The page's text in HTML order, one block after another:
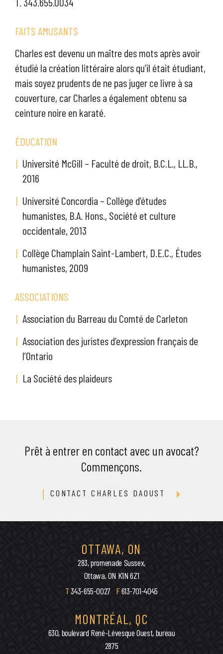
FAITS AMUSANTS
Charles est devenu un maître des mots après avoir
étudié la création littéraire alors qu’il était étudiant,
mais soyez prudents de ne pas juger ce livre à sa
couverture, car Charles a également obtenu sa
ceinture noire en karaté.
ÉDUCATION
Université McGill – Faculté de droit, B.C.L., LL.B.,
2016
Université Concordia – Collège d’études
humanistes, B.A. Hons., Société et culture
occidentale, 2013
Collège Champlain Saint-Lambert, D.E.C., Études
humanistes, 2009
ASSOCIATIONS
Association du Barreau du Comté de Carleton
Association des juristes d’expression français de
l’Ontario
La Société des plaideurs
Prêt à entrer en contact avec un avocat?
Commençons.
CONTACT CHARLES DAOUST
OTTAWA, ON
283, promenade Sussex,
Ottawa, ON K1N 6Z1
T343-655-0027 F613-701-4045
MONTRÉAL, QC
630, boulevard René-Lévesque Ouest, bureau
2875